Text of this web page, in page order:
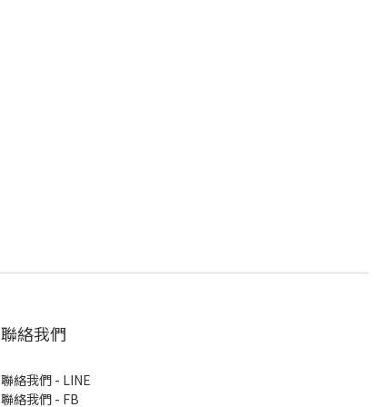
聯絡我們
聯絡我們 - LINE
聯絡我們 - FB